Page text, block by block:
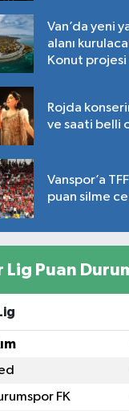
Van’da yeni
alanı
Konut projesi
Rojda
ve saati belli
Vanspor’a
puan silme
Lig Puan
FK